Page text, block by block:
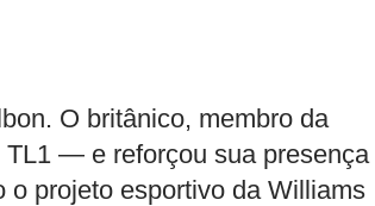
O britânico, membro da
TL1 — e reforçou sua presença
o projeto esportivo da Williams